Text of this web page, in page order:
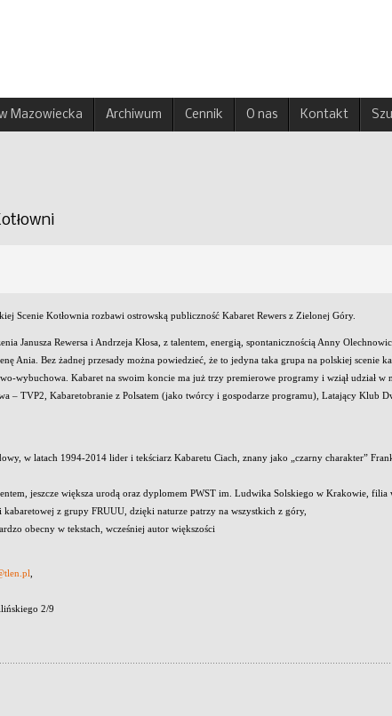
Mazowiecka Archiwum Cennik O nas Kontakt
Scenie Kotłownia rozbawi ostrowską publiczność Kabaret Rewers z Zielonej Góry.
Janusza Rewersa i Andrzeja Kłosa, z talentem, energią, spontanicznością Anny
Ania. Bez żadnej przesady można powiedzieć, że to jedyna taka grupa na polskiej scenie
wybuchowa. Kabaret na swoim koncie ma już trzy premierowe programy i wziął udział w
– TVP2, Kabaretobranie z Polsatem (jako twórcy i gospodarze programu), Latający Klub
w latach 1994-2014 lider i tekściarz Kabaretu Ciach, znany jako „czarny charakter”
jeszcze większa urodą oraz dyplomem PWST im. Ludwika Solskiego w Krakowie, filia
z grupy FRUUU, dzięki naturze patrzy na wszystkich z góry,
obecny w tekstach, wcześniej autor większości
,
2/9